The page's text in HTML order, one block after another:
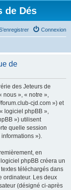
de Dés
Connexion
de
des Jeteurs de
nous », « notre »,
cjd.com ») et
logiciel phpBB »,
») utilisent
quelle session
»).
en
phpBB créera un
téléchargés dans
ordinateur. Les deux
(désigné ci-après